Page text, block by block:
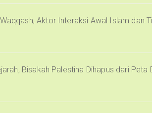
Aktor Interaksi Awal Islam dan
Bisakah Palestina Dihapus dari Peta